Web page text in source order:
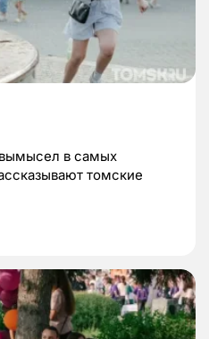
вымысел в самых
томские